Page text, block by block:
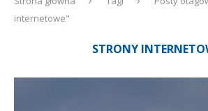
internetowe"
STRONY